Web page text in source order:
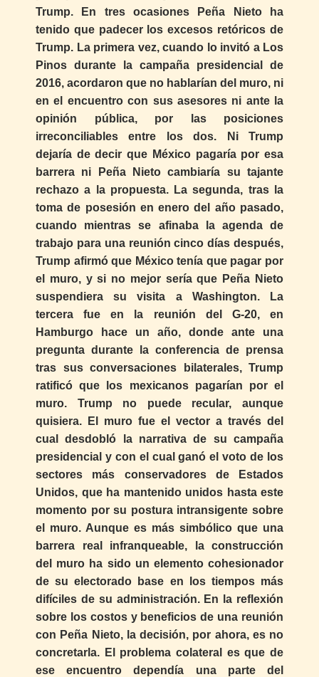
Trump. En tres ocasiones Peña Nieto ha
tenido que padecer los excesos retóricos de
Trump. La primera vez, cuando lo invitó a Los
Pinos durante la campaña presidencial de
2016, acordaron que no hablarían del muro, ni
en el encuentro con sus asesores ni ante la
opinión pública, por las posiciones
irreconciliables entre los dos. Ni Trump
dejaría de decir que México pagaría por esa
barrera ni Peña Nieto cambiaría su tajante
rechazo a la propuesta. La segunda, tras la
toma de posesión en enero del año pasado,
cuando mientras se afinaba la agenda de
trabajo para una reunión cinco días después,
Trump afirmó que México tenía que pagar por
el muro, y si no mejor sería que Peña Nieto
suspendiera su visita a Washington. La
tercera fue en la reunión del G-20, en
Hamburgo hace un año, donde ante una
pregunta durante la conferencia de prensa
tras sus conversaciones bilaterales, Trump
ratificó que los mexicanos pagarían por el
muro. Trump no puede recular, aunque
quisiera. El muro fue el vector a través del
cual desdobló la narrativa de su campaña
presidencial y con el cual ganó el voto de los
sectores más conservadores de Estados
Unidos, que ha mantenido unidos hasta este
momento por su postura intransigente sobre
el muro. Aunque es más simbólico que una
barrera real infranqueable, la construcción
del muro ha sido un elemento cohesionador
de su electorado base en los tiempos más
difíciles de su administración. En la reflexión
sobre los costos y beneficios de una reunión
con Peña Nieto, la decisión, por ahora, es no
concretarla. El problema colateral es que de
ese encuentro dependía una parte del